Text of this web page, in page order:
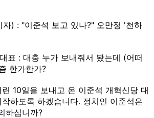
자) : "이준석 보고 있나?" 오만정 '천하
표 : 대충 누가 보내줘서 봤는데 (어떠
한가한가?
10일을 보내고 온 이준석 개혁신당 대
하도록 하겠습니다. 정치인 이준석은
하십니까?